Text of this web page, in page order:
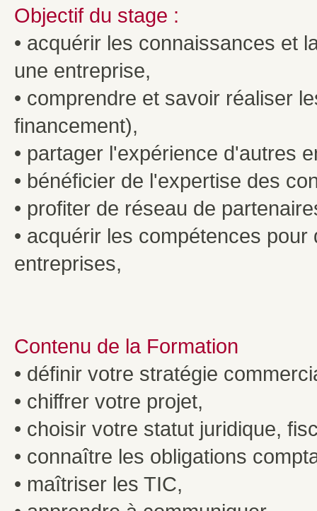
Objectif du stage :
• acquérir les connaissances et
une entreprise,
• comprendre et savoir réaliser
financement),
• partager l'expérience d'autres
• bénéficier de l'expertise des
• profiter de réseau de
• acquérir les compétences
entreprises,
Contenu de la Formation
• définir votre stratégie
• chiffrer votre projet,
• choisir votre statut juridique,
• connaître les obligations
• maîtriser les TIC,